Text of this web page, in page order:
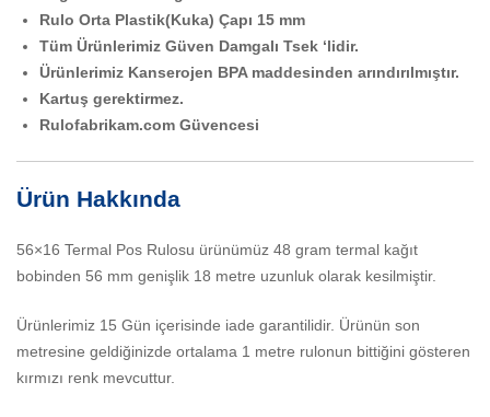
Rulo Orta Plastik(Kuka) Çapı 15 mm
Tüm Ürünlerimiz Güven Damgalı Tsek ‘lidir.
Ürünlerimiz Kanserojen BPA maddesinden arındırılmıştır.
Kartuş gerektirmez.
Rulofabrikam.com Güvencesi
Ürün Hakkında
56×16 Termal Pos Rulosu ürünümüz 48 gram termal kağıt
bobinden 56 mm genişlik 18 metre uzunluk olarak kesilmiştir.
Ürünlerimiz 15 Gün içerisinde iade garantilidir. Ürünün son
metresine geldiğinizde ortalama 1 metre rulonun bittiğini gösteren
kırmızı renk mevcuttur.